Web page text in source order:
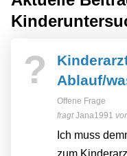
?
Ablauf/
Offene Frage
fragtJana1991 vor
Ich muss